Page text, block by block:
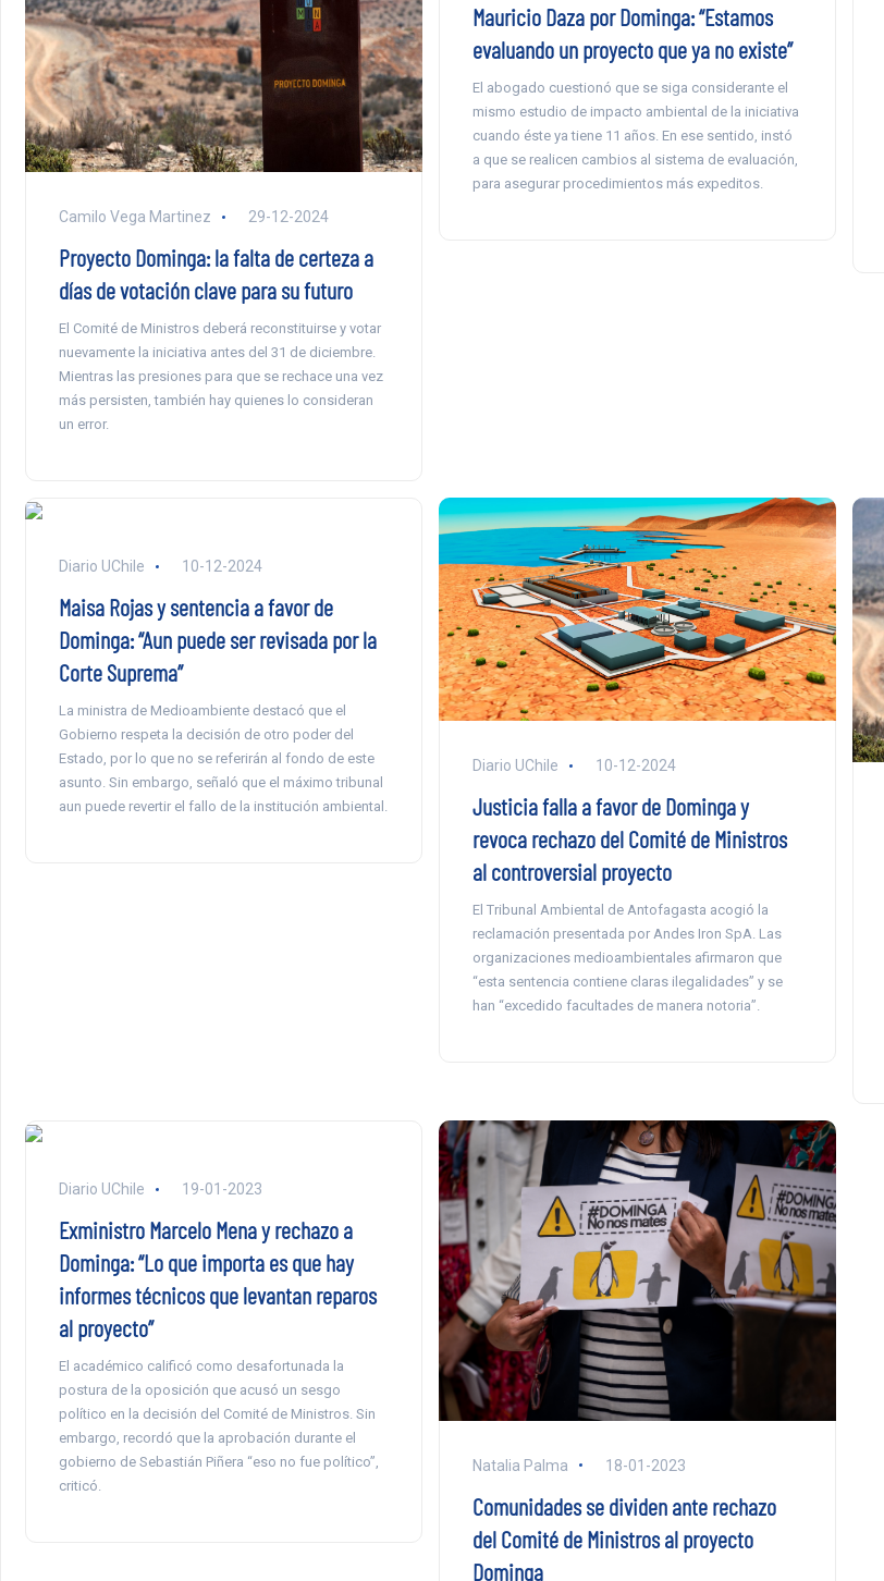
Camilo Vega Martinez 29-12-2024
Proyecto Dominga: la falta de certeza a
días de votación clave para su futuro
El Comité de Ministros deberá reconstituirse y votar
nuevamente la iniciativa antes del 31 de diciembre.
Mientras las presiones para que se rechace una vez
más persisten, también hay quienes lo consideran
un error.
Mauricio Daza por Dominga: “Estamos
evaluando un proyecto que ya no existe”
El abogado cuestionó que se siga considerante el
mismo estudio de impacto ambiental de la iniciativa
cuando éste ya tiene 11 años. En ese sentido, instó
a que se realicen cambios al sistema de evaluación,
para asegurar procedimientos más expeditos.
Diario UChile 10-12-2024
Maisa Rojas y sentencia a favor de
Dominga: “Aun puede ser revisada por la
Corte Suprema”
La ministra de Medioambiente destacó que el
Gobierno respeta la decisión de otro poder del
Estado, por lo que no se referirán al fondo de este
asunto. Sin embargo, señaló que el máximo tribunal
aun puede revertir el fallo de la institución ambiental.
Diario UChile 10-12-2024
Justicia falla a favor de Dominga y
revoca rechazo del Comité de Ministros
al controversial proyecto
El Tribunal Ambiental de Antofagasta acogió la
reclamación presentada por Andes Iron SpA. Las
organizaciones medioambientales afirmaron que
“esta sentencia contiene claras ilegalidades” y se
han “excedido facultades de manera notoria”.
Diario UChile 19-01-2023
Exministro Marcelo Mena y rechazo a
Dominga: “Lo que importa es que hay
informes técnicos que levantan reparos
al proyecto”
El académico calificó como desafortunada la
postura de la oposición que acusó un sesgo
político en la decisión del Comité de Ministros. Sin
embargo, recordó que la aprobación durante el
gobierno de Sebastián Piñera “eso no fue político”,
criticó.
Natalia Palma 18-01-2023
Comunidades se dividen ante rechazo
del Comité de Ministros al proyecto
Dominga